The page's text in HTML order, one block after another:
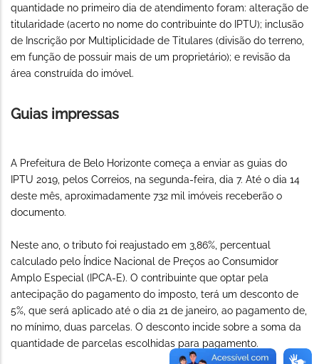
quantidade no primeiro dia de atendimento foram: alteração de
titularidade (acerto no nome do contribuinte do IPTU); inclusão
de Inscrição por Multiplicidade de Titulares (divisão do terreno,
em função de possuir mais de um proprietário); e revisão da
área construída do imóvel.
Guias impressas
A Prefeitura de Belo Horizonte começa a enviar as guias do
IPTU 2019, pelos Correios, na segunda-feira, dia 7. Até o dia 14
deste mês, aproximadamente 732 mil imóveis receberão o
documento.
Neste ano, o tributo foi reajustado em 3,86%, percentual
calculado pelo Índice Nacional de Preços ao Consumidor
Amplo Especial (IPCA-E). O contribuinte que optar pela
antecipação do pagamento do imposto, terá um desconto de
5%, que será aplicado até o dia 21 de janeiro, ao pagamento de,
no mínimo, duas parcelas. O desconto incide sobre a soma da
quantidade de parcelas escolhidas para pagamento.